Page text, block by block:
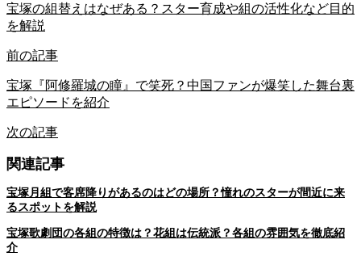
宝塚の組替えはなぜある？スター育成や組の活性化など目的
を解説
前の記事
宝塚『阿修羅城の瞳』で笑死？中国ファンが爆笑した舞台裏
エピソードを紹介
次の記事
関連記事
宝塚月組で客席降りがあるのはどの場所？憧れのスターが間近に来
るスポットを解説
宝塚歌劇団の各組の特徴は？花組は伝統派？各組の雰囲気を徹底紹
介